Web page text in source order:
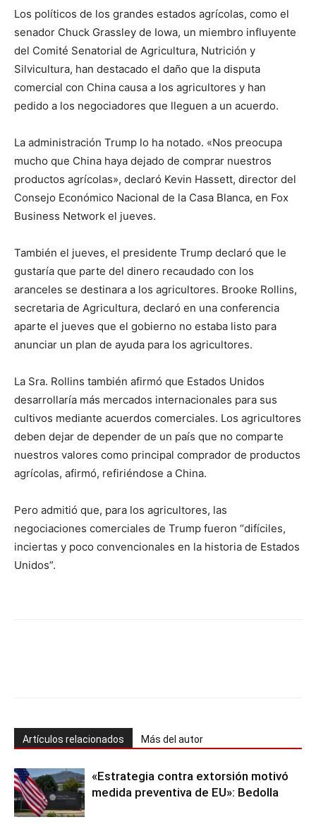
Los políticos de los grandes estados agrícolas, como el
senador Chuck Grassley de Iowa, un miembro influyente
del Comité Senatorial de Agricultura, Nutrición y
Silvicultura, han destacado el daño que la disputa
comercial con China causa a los agricultores y han
pedido a los negociadores que lleguen a un acuerdo.
La administración Trump lo ha notado. «Nos preocupa
mucho que China haya dejado de comprar nuestros
productos agrícolas», declaró Kevin Hassett, director del
Consejo Económico Nacional de la Casa Blanca, en Fox
Business Network el jueves.
También el jueves, el presidente Trump declaró que le
gustaría que parte del dinero recaudado con los
aranceles se destinara a los agricultores. Brooke Rollins,
secretaria de Agricultura, declaró en una conferencia
aparte el jueves que el gobierno no estaba listo para
anunciar un plan de ayuda para los agricultores.
La Sra. Rollins también afirmó que Estados Unidos
desarrollaría más mercados internacionales para sus
cultivos mediante acuerdos comerciales. Los agricultores
deben dejar de depender de un país que no comparte
nuestros valores como principal comprador de productos
agrícolas, afirmó, refiriéndose a China.
Pero admitió que, para los agricultores, las
negociaciones comerciales de Trump fueron “difíciles,
inciertas y poco convencionales en la historia de Estados
Unidos”.
Artículos relacionados Más del autor
«Estrategia contra extorsión motivó
medida preventiva de EU»: Bedolla